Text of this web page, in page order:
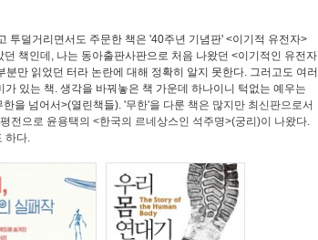
투덜거리면서도 주문한 책은 '40주년 기념판' <이기적 유전자>
책인데, 나는 동아출판사판으로 처음 나왔던 <이기적인 유전자
만 읽었던 터라 논란에 대해 정확히 알지 못한다. 그러고도 여러
있는 책. 생각을 바꿔놓은 책 가운데 하나이니 턱없는 예우는
을 넘어서>(열린책들). '무한'을 다룬 책은 많지만 최신판으로서
전으로 윤용택의 <한국의 르네상스인 석주명>(궁리)이 나왔다.
하다.